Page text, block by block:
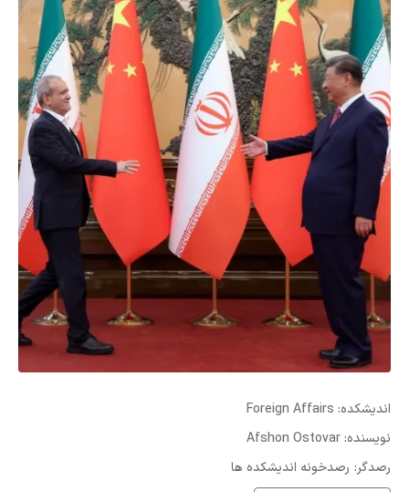
Foreign Affairs :اندیشکده
Afshon Ostovar :نویسنده
رصدخونه اندیشکده ها :رصدگر